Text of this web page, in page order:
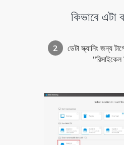
কিভাবে এটা
2
ডেটা স্ক্যানিং জন্য
"রিসাইকেল